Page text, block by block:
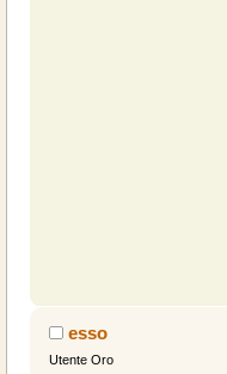
esso
Utente Oro